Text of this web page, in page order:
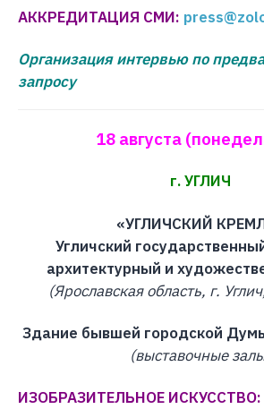
АККРЕДИТАЦИЯ СМИ:
Организация интервью по
запросу
18 августа
г. УГЛИЧ
«УГЛИЧСКИЙ
Угличский
архитектурный и
(Ярославская область, г.
Здание бывшей городской
(выставочные
ИЗОБРАЗИТЕЛЬНОЕ ИСКУССТВО: